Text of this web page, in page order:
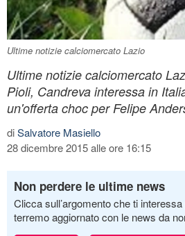
Ultime notizie calciomercato Lazio
Ultime notizie calciomercato
Pioli, Candreva interessa in
un'offerta choc per Felipe
diSalvatore Masiello
28 dicembre 2015 alle ore 16:15
Non perdere le ultime news
Clicca sull’argomento che ti
terremo aggiornato con le news da